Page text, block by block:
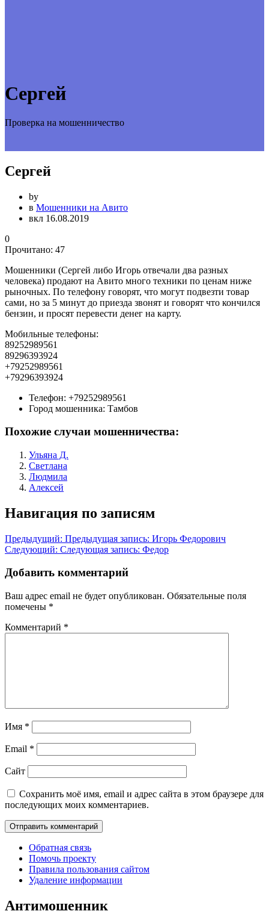
Сергей
Проверка на мошенничество
Сергей
by
в Мошенники на Авито
вкл 16.08.2019
0
Прочитано: 47
Мошенники (Сергей либо Игорь отвечали два разных
человека) продают на Авито много техники по ценам ниже
рыночных. По телефону говорят, что могут подвезти товар
сами, но за 5 минут до приезда звонят и говорят что кончился
бензин, и просят перевести денег на карту.
Мобильные телефоны:
89252989561
89296393924
+79252989561
+79296393924
Телефон: +79252989561
Город мошенника: Тамбов
Похожие случаи мошенничества:
Ульяна Д.
Светлана
Людмила
Алексей
Навигация по записям
Предыдущий: Предыдущая запись: Игорь Федорович
Следующий: Следующая запись: Федор
Добавить комментарий
Ваш адрес email не будет опубликован. Обязательные поля
помечены *
Комментарий *
Имя *
Email *
Сайт
Сохранить моё имя, email и адрес сайта в этом браузере для
последующих моих комментариев.
Обратная связь
Помочь проекту
Правила пользования сайтом
Удаление информации
Антимошенник